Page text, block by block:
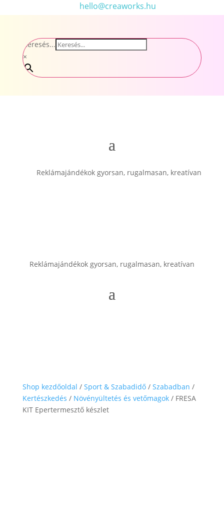
hello@creaworks.hu
Keresés...
×
Reklámajándékok gyorsan, rugalmasan, kreatívan
Reklámajándékok gyorsan, rugalmasan, kreatívan
Shop kezdőoldal / Sport & Szabadidő/ Szabadban /
Kertészkedés / Növényültetés és vetőmagok/ FRESA
KIT Epertermesztő készlet